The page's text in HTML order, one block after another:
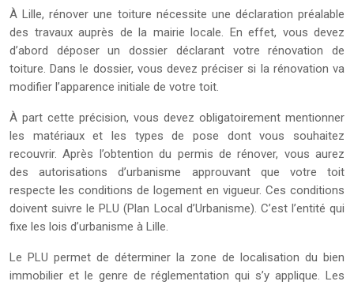
À Lille, rénover une toiture nécessite une déclaration préalable
des travaux auprès de la mairie locale. En effet, vous devez
d’abord déposer un dossier déclarant votre rénovation de
toiture. Dans le dossier, vous devez préciser si la rénovation va
modifier l’apparence initiale de votre toit.
À part cette précision, vous devez obligatoirement mentionner
les matériaux et les types de pose dont vous souhaitez
recouvrir. Après l’obtention du permis de rénover, vous aurez
des autorisations d’urbanisme approuvant que votre toit
respecte les conditions de logement en vigueur. Ces conditions
doivent suivre le PLU (Plan Local d’Urbanisme). C’est l’entité qui
fixe les lois d’urbanisme à Lille.
Le PLU permet de déterminer la zone de localisation du bien
immobilier et le genre de réglementation qui s’y applique. Les